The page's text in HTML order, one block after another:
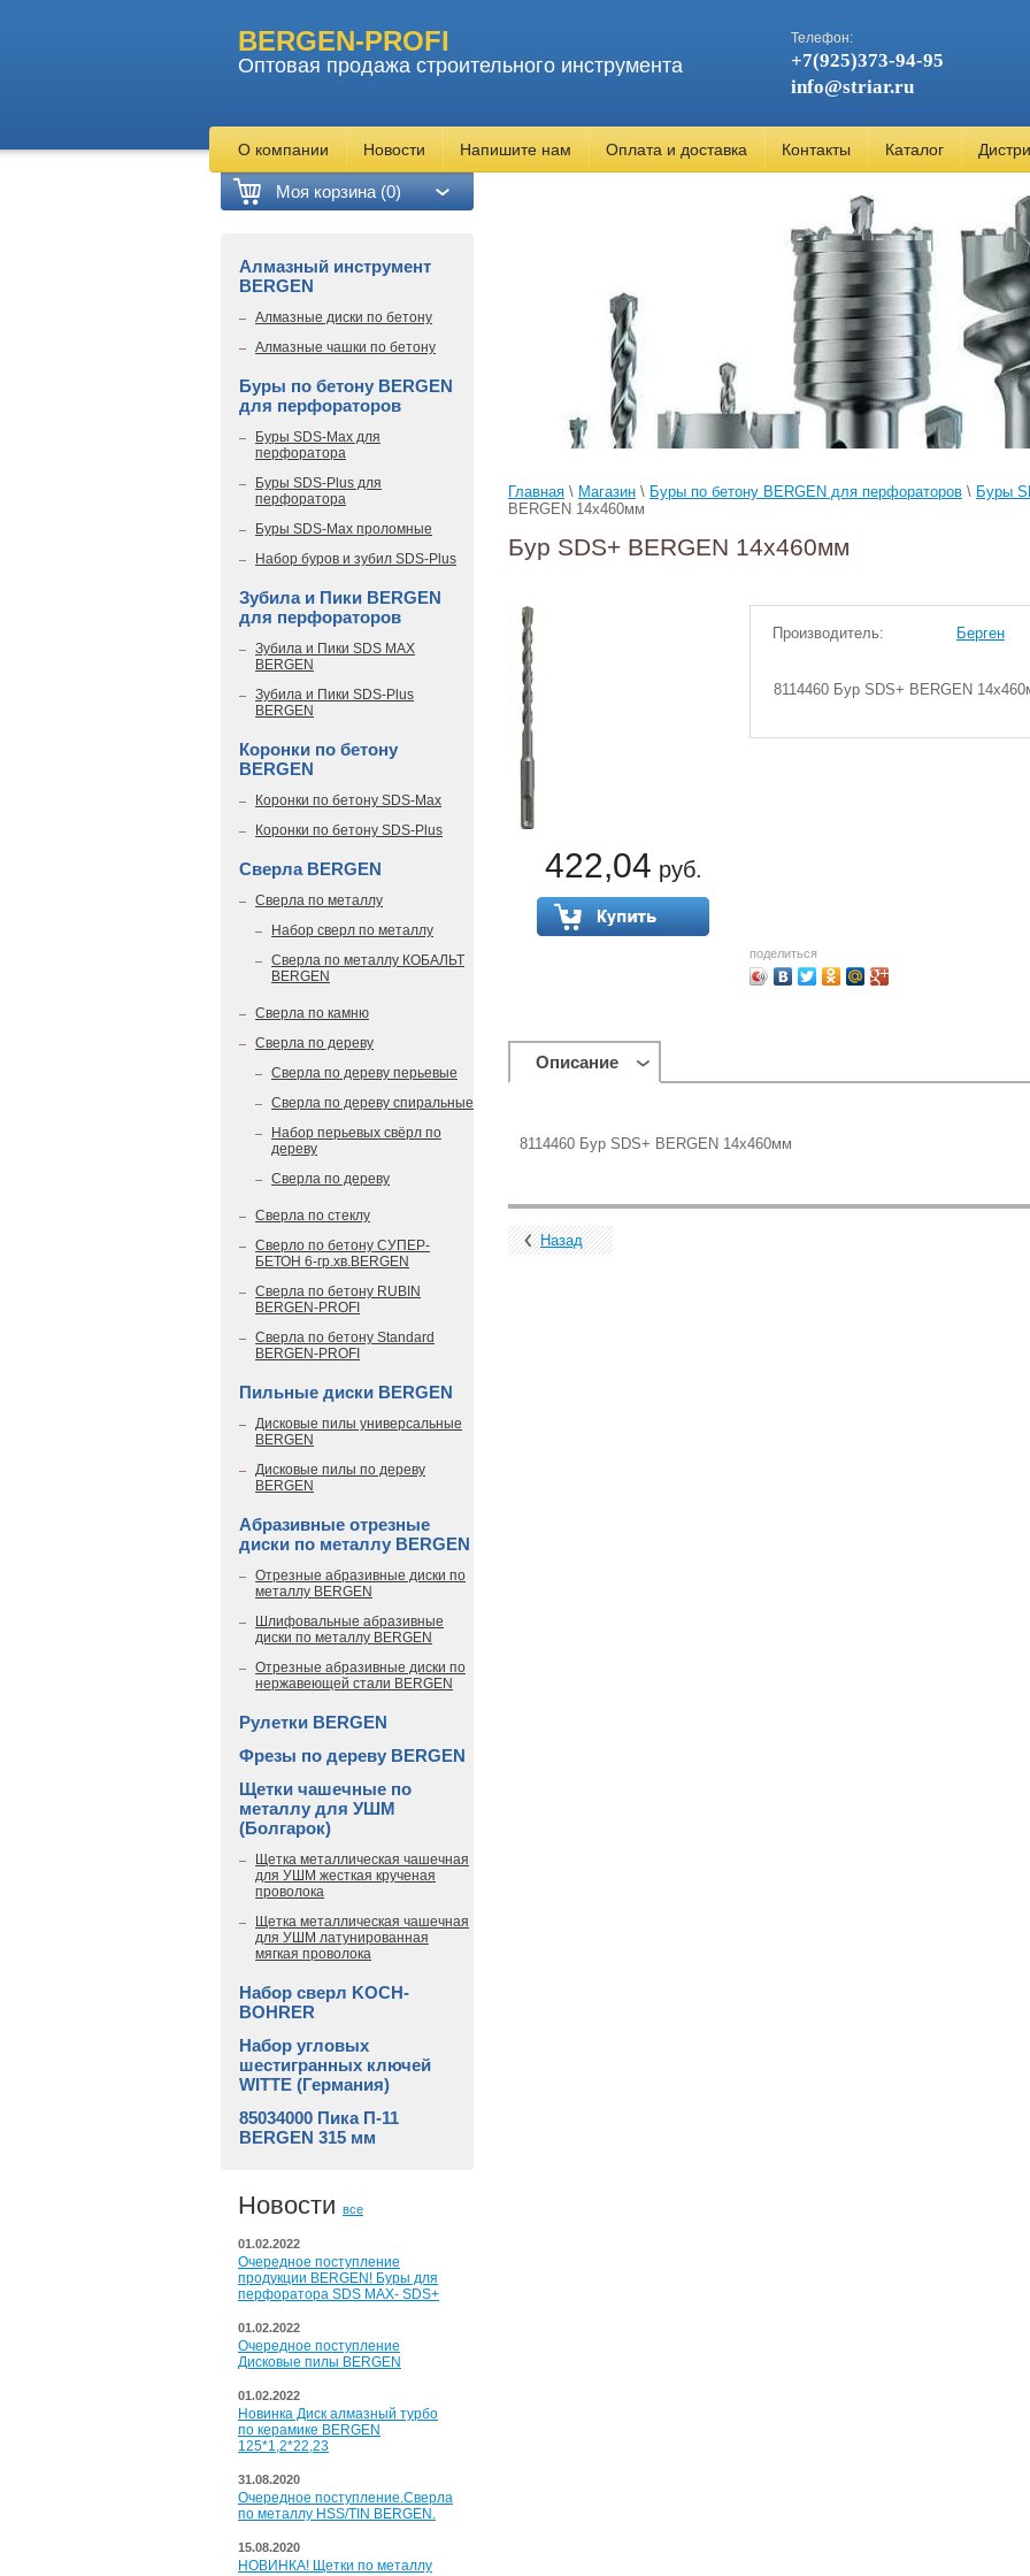
BERGEN-PROFI
Оптовая продажа строительного инструмента
Телефон:
+7(925)373-94-95
info@striar.ru
О компании Новости Напишите нам Оплата и доставка Контакты Каталог
Моя корзина (0)
Алмазный инструмент
BERGEN
Алмазные диски по бетону
Алмазные чашки по бетону
Буры по бетону BERGEN
для перфораторов
Буры SDS-Max для
перфоратора
Буры SDS-Plus для
перфоратора
Буры SDS-Max проломные
Набор буров и зубил SDS-Plus
Зубила и Пики BERGEN
для перфораторов
Зубила и Пики SDS MAX
BERGEN
Зубила и Пики SDS-Plus
BERGEN
Коронки по бетону
BERGEN
Коронки по бетону SDS-Max
Коронки по бетону SDS-Plus
Сверла BERGEN
Сверла по металлу
Набор сверл по металлу
Сверла по металлу КОБАЛЬТ
BERGEN
Сверла по камню
Сверла по дереву
Сверла по дереву перьевые
Сверла по дереву спиральные
Набор перьевых свёрл по
дереву
Сверла по дереву
Сверла по стеклу
Сверло по бетону СУПЕР-
БЕТОН 6-гр.хв.BERGEN
Сверла по бетону RUBIN
BERGEN-PROFI
Сверла по бетону Standard
BERGEN-PROFI
Пильные диски BERGEN
Дисковые пилы универсальные
BERGEN
Дисковые пилы по дереву
BERGEN
Абразивные отрезные
диски по металлу BERGEN
Отрезные абразивные диски по
металлу BERGEN
Шлифовальные абразивные
диски по металлу BERGEN
Отрезные абразивные диски по
нержавеющей стали BERGEN
Рулетки BERGEN
Фрезы по дереву BERGEN
Щетки чашечные по
металлу для УШМ
(Болгарок)
Щетка металлическая чашечная
для УШМ жесткая крученая
проволока
Щетка металлическая чашечная
для УШМ латунированная
мягкая проволока
Набор сверл KOCH-
BOHRER
Набор угловых
шестигранных ключей
WITTE (Германия)
85034000 Пика П-11
BERGEN 315 мм
Новости все
01.02.2022
Очередное поступление
продукции BERGEN! Буры для
перфоратора SDS MAX- SDS+
01.02.2022
Очередное поступление
Дисковые пилы BERGEN
01.02.2022
Новинка Диск алмазный турбо
по керамике BERGEN
125*1,2*22,23
31.08.2020
Очередное поступление.Сверла
по металлу HSS/TIN BERGEN.
15.08.2020
НОВИНКА! Щетки по металлу
Главная \ Магазин \ Буры по бетону BERGEN для перфораторов \ Буры
BERGEN 14x460мм
Бур SDS+ BERGEN 14x460мм
422,04 руб.
Производитель: Берген
8114460 Бур SDS+ BERGEN
поделиться
Описание
8114460 Бур SDS+ BERGEN 14x460мм
Назад